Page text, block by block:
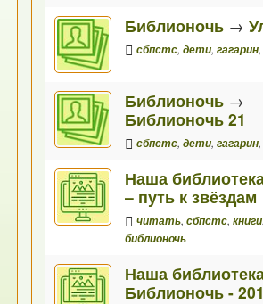
Библионочь →
сбпстс,дети,гагарин
Библионочь →
Библионочь 21
сбпстс,дети,гагарин
Наша
– путь к звёздам
читать,сбпстс,книги
библионочь
Наша
Библионочь -